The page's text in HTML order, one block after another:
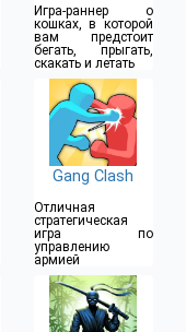
Игра-раннер о
кошках, в которой
вам предстоит
бегать, прыгать,
скакать и летать
Gang Clash
Отличная
стратегическая
игра по
управлению
армией